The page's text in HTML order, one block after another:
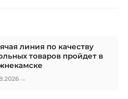
линия по качеству
товаров пройдет в
→